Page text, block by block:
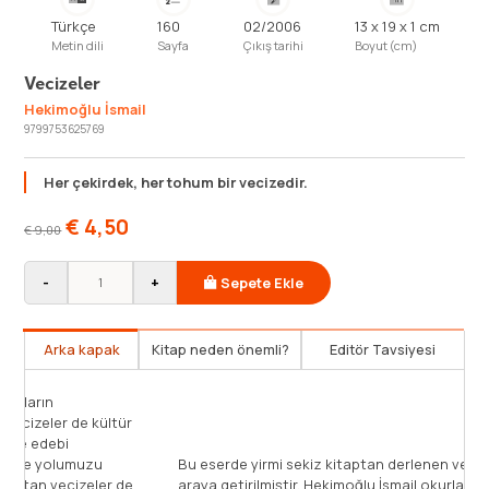
Türkçe
Metin dili
160
Sayfa
02/2006
Çıkış tarihi
13 x 19 x 1 cm
Boyut (cm)
Vecizeler
Hekimoğlu İsmail
9799753625769
Her çekirdek, her tohum bir vecizedir.
€9,00 € 4,50
- + Sepete Ekle
Arka kapak Kitap neden önemli? Editör Tavsiyesi
Her çekirdek, her tohum bir vecizedir. Bunların
yeşermesiyle biyoloji kitapları yazılmış. Vecizeler de kültür
dünyamızın çekirdekleridir, onlar bazen de edebi
sanatların kapısını açar. Karanlık gecelerde yolumuzu
aydınlatan lambalar gibi, zihnimizi aydınlatan vecizeler de